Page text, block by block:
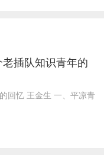
插队知识青年的
回忆 王金生 一、平凉青